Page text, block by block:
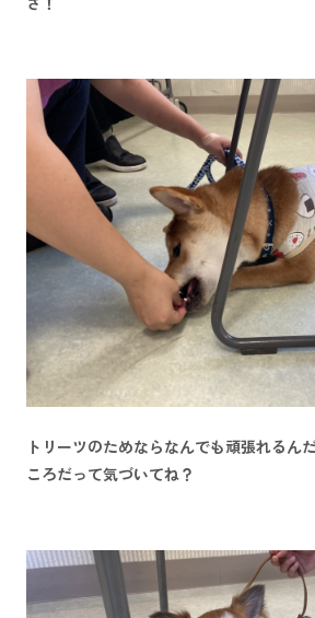
トリーツのためならなんでも頑張れる
ころだって気づいてね？